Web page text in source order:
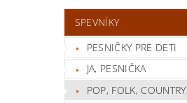
SPEVNÍKY
PESNIČKY PRE DETI
JA, PESNIČKA
POP, FOLK, COUNTRY